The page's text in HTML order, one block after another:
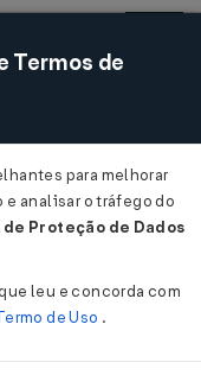
Acessar
Termos de
para melhorar
analisar o tráfego do
Proteção de Dados
leu e concorda com
de Uso .